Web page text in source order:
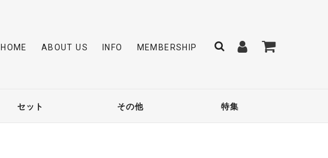
HOME ABOUT US INFO MEMBERSHIP
セット その他 特集